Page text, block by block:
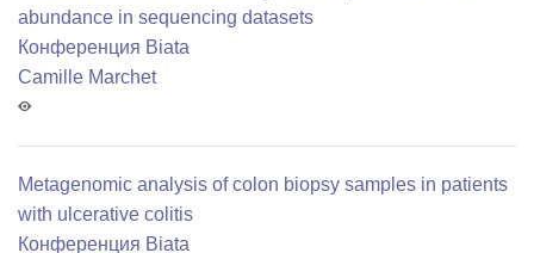
abundance in sequencing datasets
Конференция Biata
Camille Marchet
Metagenomic analysis of colon biopsy samples in patients
with ulcerative colitis
Конференция Biata